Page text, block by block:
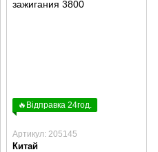
🔥Відправка 24год.
Артикул: 205145
Китай